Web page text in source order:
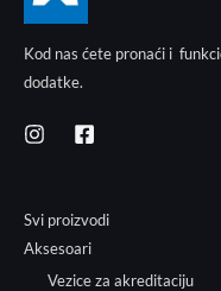
Kod nas ćete pronaći i
dodatke.
Svi proizvodi
Aksesoari
Vezice za akreditaciju